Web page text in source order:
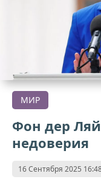
МИР
Фон дер
недоверия
16 Сентября 2025